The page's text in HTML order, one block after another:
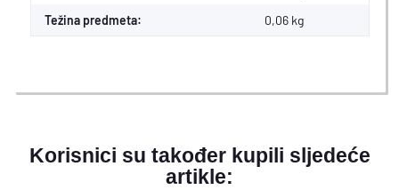
Težina predmeta: 0,06 kg
Korisnici su također kupili sljedeće
artikle: